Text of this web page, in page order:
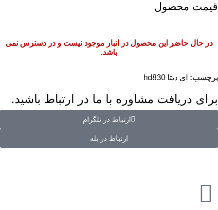
قیمت محصول
در حال حاضر این محصول در انبار موجود نیست و در دسترس نمی
باشد.
برچسب: ای دیتا hd830
برای دریافت مشاوره با ما در ارتباط باشید.
ارتباط در تلگرام
ارتباط در بله